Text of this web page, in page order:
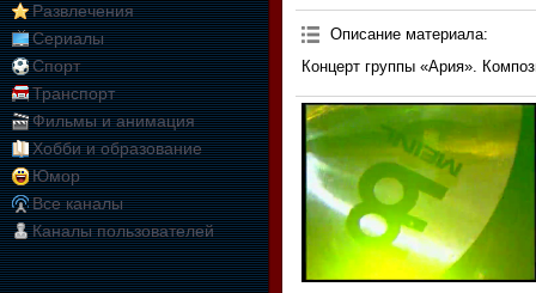
Развлечения
Сериалы
Спорт
Транспорт
Фильмы и анимация
Хобби и образование
Юмор
Все каналы
Каналы пользователей
Описание материала:
Концерт группы «Ария».